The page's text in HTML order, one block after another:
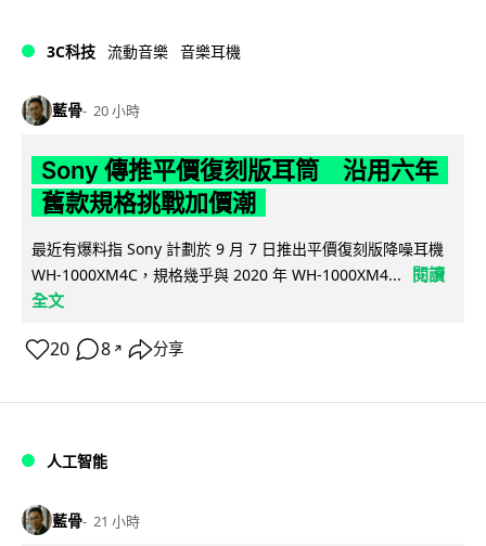
3C科技 流動音樂 音樂耳機
藍骨 20 小時
Sony 傳推平價復刻版耳筒 沿用六年
舊款規格挑戰加價潮
最近有爆料指 Sony 計劃於 9 月 7 日推出平價復刻版降噪耳機
WH-1000XM4C，規格幾乎與 2020 年 WH-1000XM4...
閱讀
全文
20 8 ↗ 分享
人工智能
藍骨 21 小時